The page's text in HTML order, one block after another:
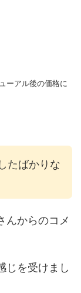
ーアル後の価格に
たばかりな
んからのコメ
じを受けまし